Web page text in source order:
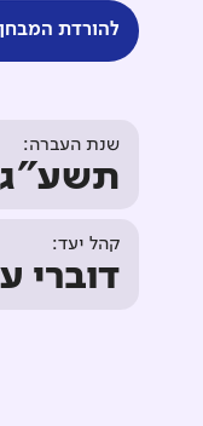
להורדת המבחן
שנת העברה:
תשע"ג
קהל יעד:
דוברי